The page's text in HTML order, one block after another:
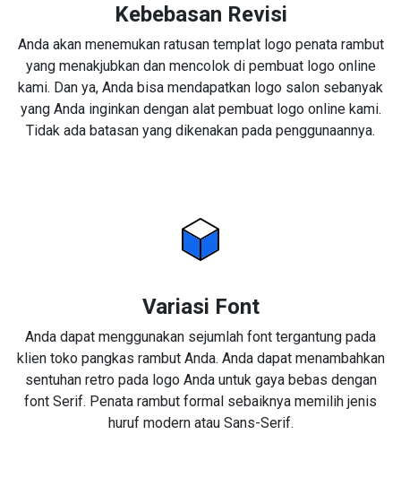
Kebebasan Revisi
Anda akan menemukan ratusan templat logo penata rambut
yang menakjubkan dan mencolok di pembuat logo online
kami. Dan ya, Anda bisa mendapatkan logo salon sebanyak
yang Anda inginkan dengan alat pembuat logo online kami.
Tidak ada batasan yang dikenakan pada penggunaannya.
Variasi Font
Anda dapat menggunakan sejumlah font tergantung pada
klien toko pangkas rambut Anda. Anda dapat menambahkan
sentuhan retro pada logo Anda untuk gaya bebas dengan
font Serif. Penata rambut formal sebaiknya memilih jenis
huruf modern atau Sans-Serif.